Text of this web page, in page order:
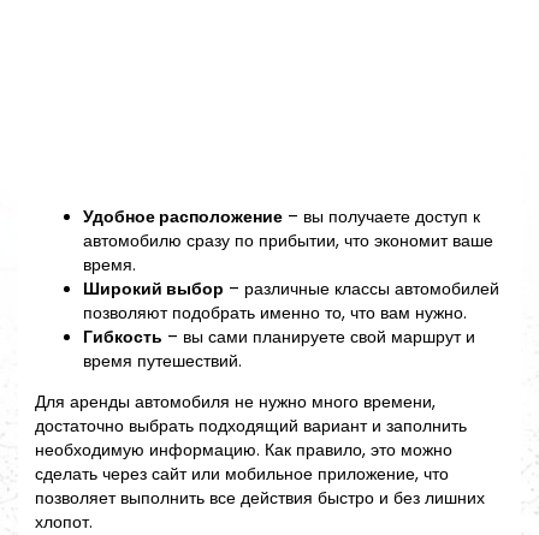
Удобное расположение – вы получаете доступ к
автомобилю сразу по прибытии, что экономит ваше
время.
Широкий выбор – различные классы автомобилей
позволяют подобрать именно то, что вам нужно.
Гибкость – вы сами планируете свой маршрут и
время путешествий.
Для аренды автомобиля не нужно много времени,
достаточно выбрать подходящий вариант и заполнить
необходимую информацию. Как правило, это можно
сделать через сайт или мобильное приложение, что
позволяет выполнить все действия быстро и без лишних
хлопот.